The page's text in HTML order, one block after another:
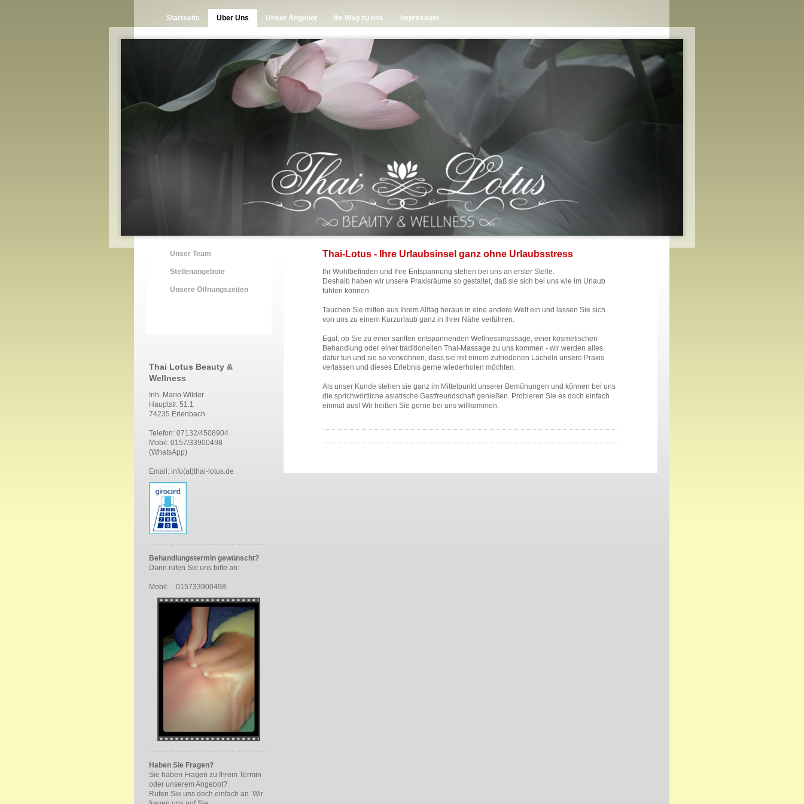
Startseite Über Uns Unser Angebot Ihr Weg zu uns Impressum
Unser Team
Stellenangebote
Unsere Öffnungszeiten
Thai Lotus Beauty &
Wellness
Inh. Mario Wilder
Hauptstr. 51.1
74235 Erlenbach
Telefon: 07132/4508904
Mobil: 0157/33900498
(WhatsApp)
Email: info(at)thai-lotus.de
Behandlungstermin gewünscht?
Dann rufen Sie uns bitte an:
Mobil: 015733900498
Haben Sie Fragen?
Sie haben Fragen zu Ihrem Termin
oder unserem Angebot?
Rufen Sie uns doch einfach an. Wir
Thai-Lotus - Ihre Urlaubsinsel ganz ohne Urlaubsstress
Ihr Wohlbefinden und Ihre Entspannung stehen bei uns an erster Stelle .
Deshalb haben wir unsere Praxisräume so gestaltet, daß sie sich bei uns wie im Urlaub
fühlen können.
Tauchen Sie mitten aus Ihrem Alltag heraus in eine andere Welt ein und lassen Sie sich
von uns zu einem Kurzurlaub ganz in Ihrer Nähe verführen.
Egal, ob Sie zu einer sanften entspannenden Wellnessmassage, einer kosmetischen
Behandlung oder einer traditionellen Thai-Massage zu uns kommen - wir werden alles
dafür tun und sie so verwöhnen, dass sie mit einem zufriedenen Lächeln unsere Praxis
verlassen und dieses Erlebnis gerne wiederholen möchten.
Als unser Kunde stehen sie ganz im Mittelpunkt unserer Bemühungen und können bei uns
die sprichwörtliche asiatische Gastfreundschaft genießen. Probieren Sie es doch einfach
einmal aus! Wir heißen Sie gerne bei uns willkommen.